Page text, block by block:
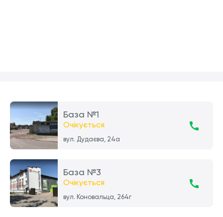
База №1
Очікується
вул. Дудаєва, 24а
База №3
Очікується
вул. Коновальца, 264г